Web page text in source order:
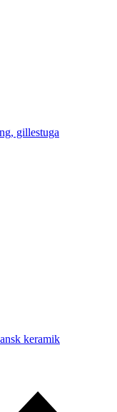
gillestuga
keramik